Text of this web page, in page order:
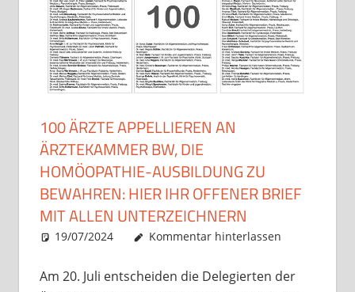
100 ÄRZTE APPELLIEREN AN
ÄRZTEKAMMER BW, DIE
HOMÖOPATHIE-AUSBILDUNG ZU
BEWAHREN: HIER IHR OFFENER BRIEF
MIT ALLEN UNTERZEICHNERN
19/07/2024 Christian J. Becker
Allgemein
Kommentar hinterlassen
Am 20. Juli entscheiden die Delegierten der